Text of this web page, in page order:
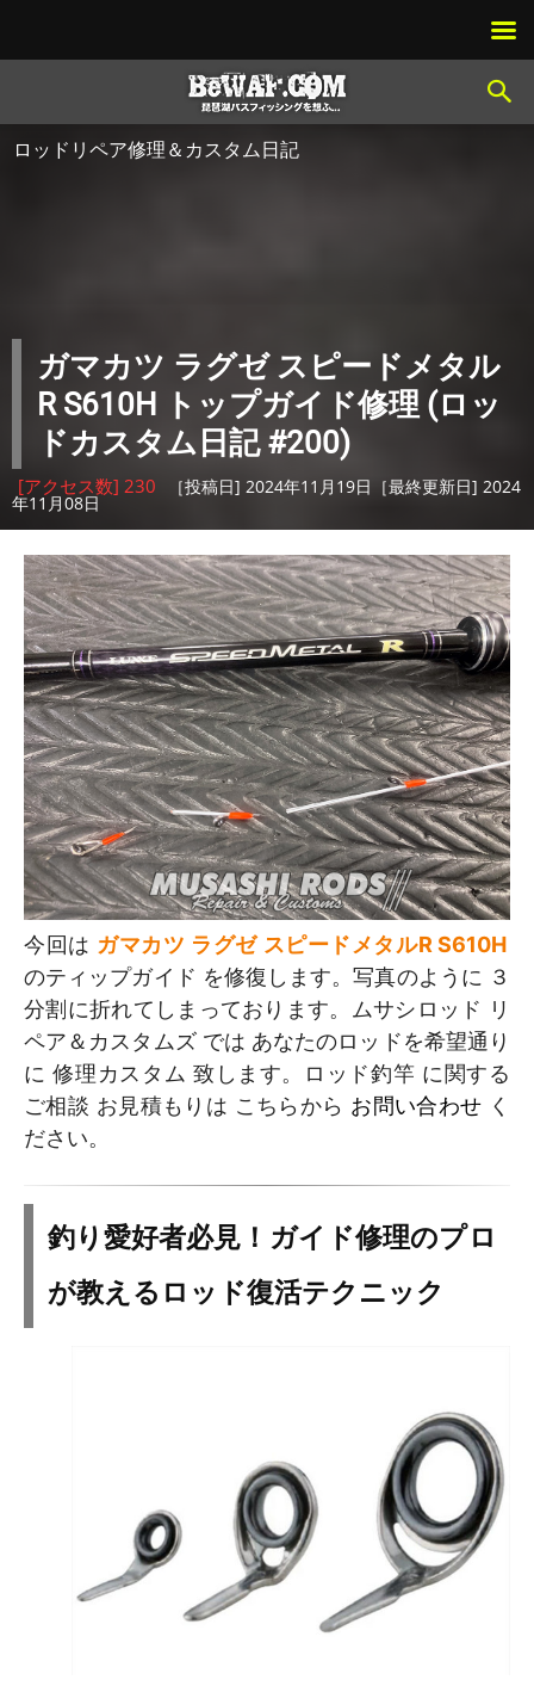
ロッドリペア修理＆カスタム日記
ガマカツ ラグゼ スピードメタル
R S610H トップガイド修理 (ロッ
ドカスタム日記 #200)
[アクセス数] 230 ［投稿日] 2024年11月19日［最終更新日] 2024
年11月08日
今回は ガマカツ ラグゼ スピードメタルR S610H
のティップガイド を修復します。写真のように ３
分割に折れてしまっております。ムサシロッド リ
ペア＆カスタムズ では あなたのロッドを希望通り
に 修理カスタム 致します。ロッド釣竿 に関する
ご相談 お見積もりは こちらから お問い合わせ く
ださい。
釣り愛好者必見！ガイド修理のプロ
が教えるロッド復活テクニック